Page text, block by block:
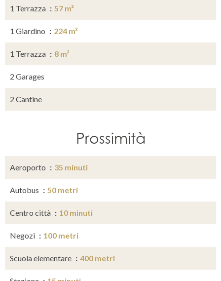
1 Terrazza 57 m²
1 Giardino 224 m²
1 Terrazza 8 m²
2 Garages
2 Cantine
Prossimità
Aeroporto 35 minuti
Autobus 50 metri
Centro città 10 minuti
Negozi 100 metri
Scuola elementare 400 metri